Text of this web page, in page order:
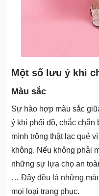
Một số lưu ý khi
Màu sắc
Sự hào hợp màu sắc
ý khi phối đồ, chắc chắn
mình trông thật lạc quẻ
không. Nếu không phải
những sự lựa chọ an
… Đây đều là những
mọi loại trang phục.